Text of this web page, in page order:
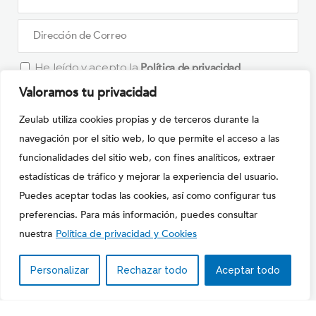
Valoramos tu privacidad
Zeulab utiliza cookies propias y de terceros durante la
navegación por el sitio web, lo que permite el acceso a las
funcionalidades del sitio web, con fines analíticos, extraer
estadísticas de tráfico y mejorar la experiencia del usuario.
Puedes aceptar todas las cookies, así como configurar tus
preferencias. Para más información, puedes consultar
nuestra Política de privacidad y Cookies
Personalizar Rechazar todo Aceptar todo
He leído y acepto la Política de privacidad
Solve
the
math
problem
shown
in
image
to
Por favor, deja este campo vacío.
Copyright © 2020ZEULAB S.L.